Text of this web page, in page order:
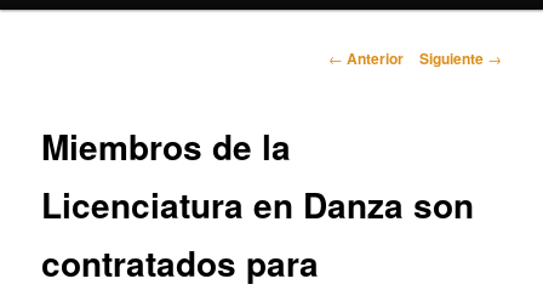
Navegación
← Anterior Siguiente →
Miembros de la
Licenciatura en Danza son
contratados para